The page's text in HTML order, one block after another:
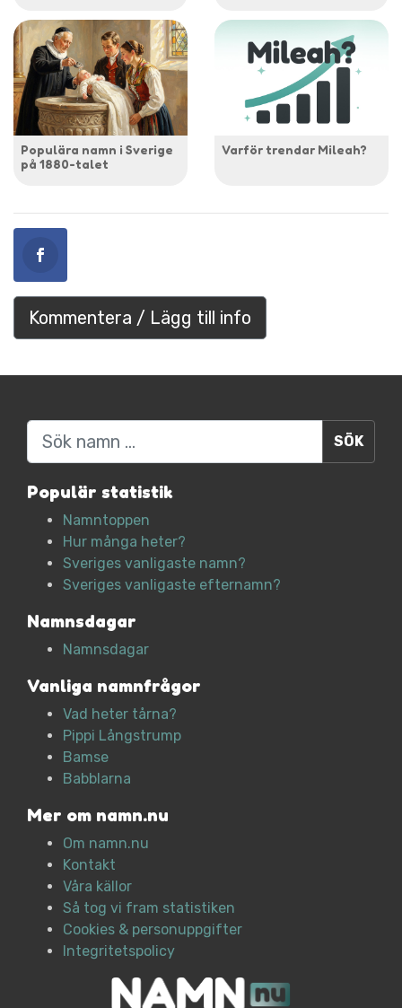
Populära namn i Sverige
på 1880-talet
Varför trendar Mileah?
Kommentera / Lägg till info
Sök
Populär statistik
Namntoppen
Hur många heter?
Sveriges vanligaste namn?
Sveriges vanligaste efternamn?
Namnsdagar
Namnsdagar
Vanliga namnfrågor
Vad heter tårna?
Pippi Långstrump
Bamse
Babblarna
Mer om namn.nu
Om namn.nu
Kontakt
Våra källor
Så tog vi fram statistiken
Cookies & personuppgifter
Integritetspolicy